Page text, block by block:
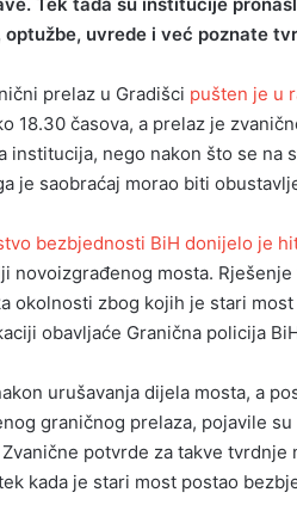
optužbe, uvrede i već poznate
prelaz u Gradišci pušten je u
18.30 časova, a prelaz je
institucija, nego nakon što se na
je saobraćaj morao biti
bezbjednosti BiH donijelo je
novoizgrađenog mosta.
okolnosti zbog kojih je stari
obavljaće Granična policija
urušavanja dijela mosta, a
graničnog prelaza, pojavile su
potvrde za takve
kada je stari most postao